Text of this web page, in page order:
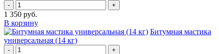
- +
1 350 руб.
В корзину
Битумная мастика
универсальная (14 кг)
- +